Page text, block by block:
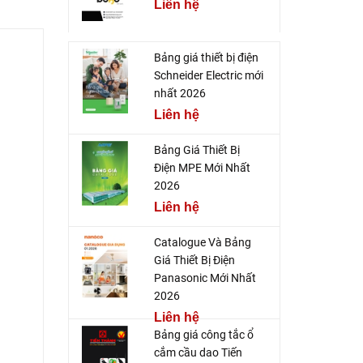
Liên hệ
Bảng giá thiết bị điện
Schneider Electric mới
nhất 2026
Liên hệ
Bảng Giá Thiết Bị
Điện MPE Mới Nhất
2026
Liên hệ
Catalogue Và Bảng
Giá Thiết Bị Điện
Panasonic Mới Nhất
2026
Liên hệ
Bảng giá công tắc ổ
cắm cầu dao Tiến